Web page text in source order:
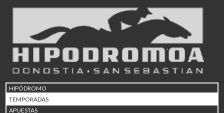
HIPÓDROMO
TEMPORADAS
APUESTAS